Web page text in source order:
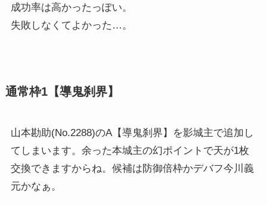
成功率は高かったっぽい。
失敗しなくてよかった…。
通常枠1【導鬼刹界】
山本勘助(No.2288)のA【導鬼刹界】を影城主で追加し
てしまいます。余った本城主の幻ポイントで天が1枚
交換できますからね。候補は防御倍枠かデバフ今川義
元かなぁ。